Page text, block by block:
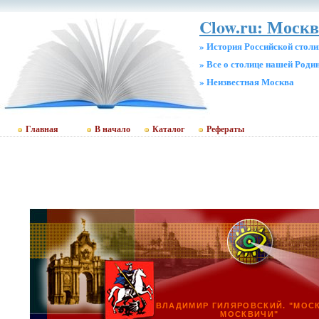
Clow.ru:
» История Российской
» Все о столице нашей
» Неизвестная Москва
Главная В начало Каталог Рефераты
ВЛАДИМИР ГИЛЯРОВСКИЙ.
МОСКВИЧИ"